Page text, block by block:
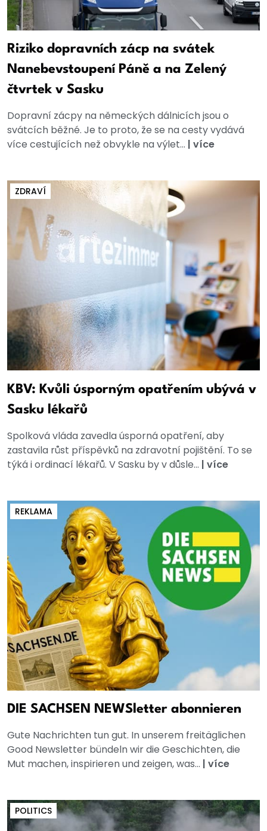
Riziko dopravních zácp na svátek
Nanebevstoupení Páně a na Zelený
čtvrtek v Sasku
Dopravní zácpy na německých dálnicích jsou o
svátcích běžné. Je to proto, že se na cesty vydává
více cestujících než obvykle na výlet... | více
ZDRAVÍ
KBV: Kvůli úsporným opatřením ubývá v
Sasku lékařů
Spolková vláda zavedla úsporná opatření, aby
zastavila růst příspěvků na zdravotní pojištění. To se
týká i ordinací lékařů. V Sasku by v důsle... | více
REKLAMA
DIE SACHSEN NEWSletter abonnieren
Gute Nachrichten tun gut. In unserem freitäglichen
Good Newsletter bündeln wir die Geschichten, die
Mut machen, inspirieren und zeigen, was... | více
POLITICS